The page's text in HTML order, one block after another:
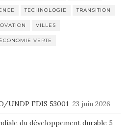
TECHNOLOGIE TRANSITION
VILLES
ÉCONOMIE VERTE
UNDP FDIS 53001 23 juin 2026
du développement durable 5